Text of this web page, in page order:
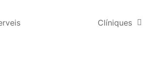
Clíniques